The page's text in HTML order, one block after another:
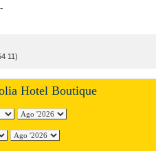
11)
Hotel Boutique